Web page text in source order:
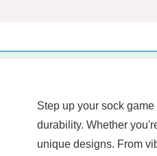
Step up your sock
durability. Whether
unique designs. From